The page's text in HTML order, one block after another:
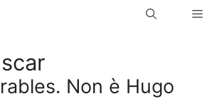
Non è Hugo